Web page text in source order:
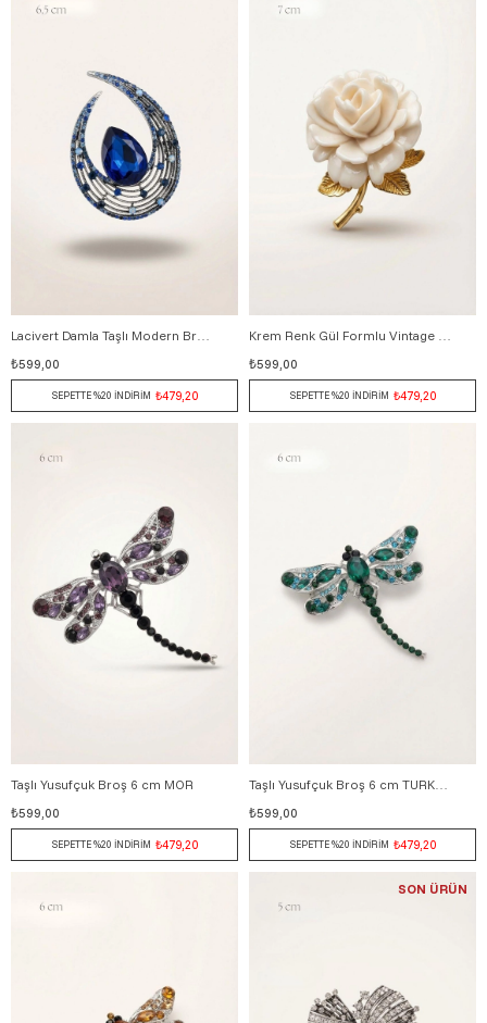
Lacivert Damla Taşlı Modern Broş 6,5 cm GÜMÜŞ
₺599,00
SEPETTE %20 İNDİRİM ₺479,20
Krem Renk Gül Formlu Vintage Çiçek Broş 7 cm KREM
₺599,00
SEPETTE %20 İNDİRİM ₺479,20
Taşlı Yusufçuk Broş 6 cm MOR
₺599,00
SEPETTE %20 İNDİRİM ₺479,20
₺599,00
SEPETTE %20 İNDİRİM ₺479,20
SON ÜRÜN